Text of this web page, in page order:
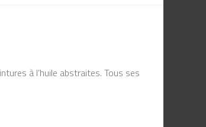
à l’huile abstraites. Tous ses